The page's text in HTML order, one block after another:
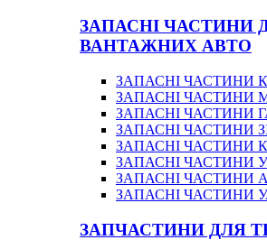
ЗАПАСНІ ЧАСТИНИ
ВАНТАЖНИХ АВТО
ЗАПАСНІ ЧАСТИНИ
ЗАПАСНІ ЧАСТИНИ
ЗАПАСНІ ЧАСТИНИ
ЗАПАСНІ ЧАСТИНИ
ЗАПАСНІ ЧАСТИНИ
ЗАПАСНІ ЧАСТИНИ
ЗАПАСНІ ЧАСТИНИ
ЗАПАСНІ ЧАСТИНИ
ЗАПЧАСТИНИ ДЛЯ